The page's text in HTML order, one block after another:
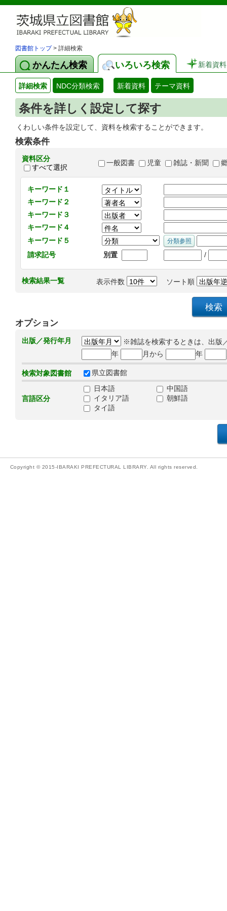
図書館トップ> 詳細検索
かんたん検索 いろいろ検索 新着資料
詳細検索 NDC分類検索 新着資料 テーマ資料
条件を詳しく設定して探す
くわしい条件を設定して、資料を検索することができます。
検索条件
資料区分
すべて選択
一般図書 児童 雑誌・新聞
キーワード１
キーワード２
キーワード３
キーワード４
キーワード５
請求記号
別置 /
検索結果一覧 表示件数 ソート順
オプション
出版／発行年月
※雑誌を検索するときは、出版
年
月から 年
検索対象図書館 県立図書館
言語区分
日本語
中国語
イタリア語
朝鮮語
タイ語
Copyright © 2015-IBARAKI PREFECTURAL LIBRARY. All rights reserved.